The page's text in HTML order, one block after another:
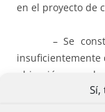
Sí,
en el proyecto de
– Se
insuficientemente
ubicación y
que las